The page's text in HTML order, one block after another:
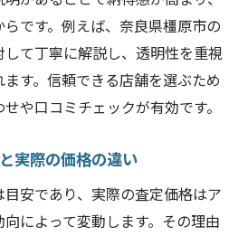
です。例えば、奈良県橿原市の
て丁寧に解説し、透明性を重視
す。信頼できる店舗を選ぶため
や口コミチェックが有効です。
実際の価格の違い
安であり、実際の査定価格はア
によって変動します。その理由